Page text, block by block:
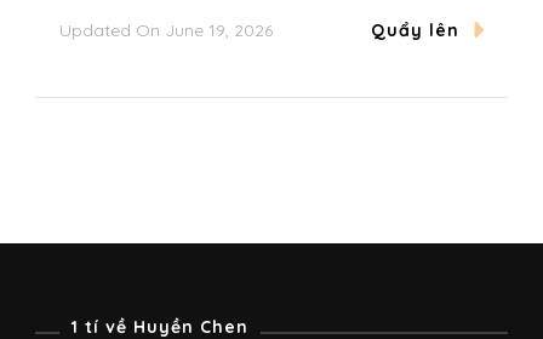
Updated On June 19, 2026 Quẩy lên
1 tí về Huyền Chen